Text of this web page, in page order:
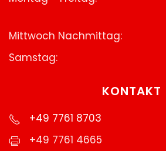
Mittwoch Nachmittag:
Samstag:
KONTAKT
+49 7761 8703
+49 7761 4665